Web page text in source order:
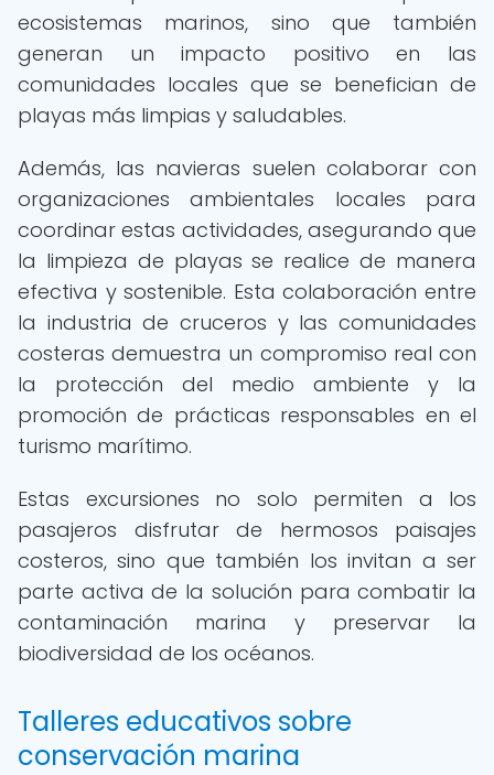
ecosistemas marinos, sino que también
generan un impacto positivo en las
comunidades locales que se benefician de
playas más limpias y saludables.
Además, las navieras suelen colaborar con
organizaciones ambientales locales para
coordinar estas actividades, asegurando que
la limpieza de playas se realice de manera
efectiva y sostenible. Esta colaboración entre
la industria de cruceros y las comunidades
costeras demuestra un compromiso real con
la protección del medio ambiente y la
promoción de prácticas responsables en el
turismo marítimo.
Estas excursiones no solo permiten a los
pasajeros disfrutar de hermosos paisajes
costeros, sino que también los invitan a ser
parte activa de la solución para combatir la
contaminación marina y preservar la
biodiversidad de los océanos.
Talleres educativos sobre
conservación marina